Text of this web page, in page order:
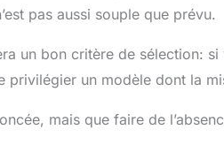
pas aussi souple que prévu.
un bon critère de sélection:
privilégier un modèle dont la
mais que faire de